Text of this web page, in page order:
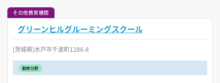
その他教育機関
グリーンヒルグルーミングスクール
[茨城県]水戸市千波町1286-8
動物分野